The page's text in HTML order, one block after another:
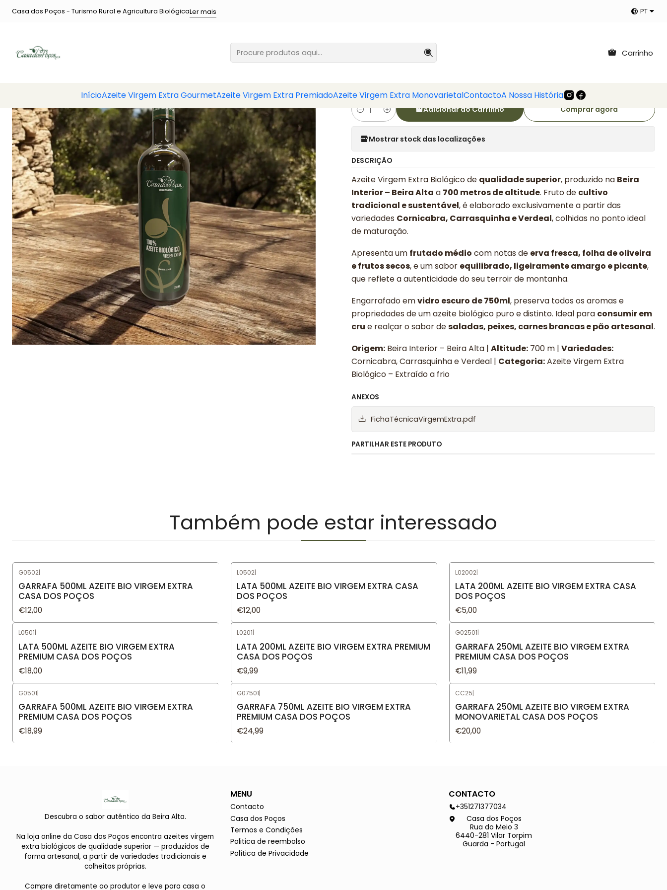
Carrinho
InícioAzeite Virgem Extra GourmetAzeite Virgem Extra PremiadoAzeite Virgem Extra MonovarietalContactoA Nossa História
Casa dos Poços - Turismo Rural e Agricultura BiológicaLer mais Mais que azeite, uma herança em cada gota. Ler mais
PT
Início Azeite Virgem Extra Gourmet
|Garrafa 750ml Azeite Bio
Quantidade
Adicionar ao Carrinho Comprar agora
Mostrar stock das localizações
DESCRIÇÃO
Azeite Virgem Extra Biológico de qualidade superior, produzido na Beira
Interior – Beira Alta a 700 metros de altitude. Fruto de cultivo
tradicional e sustentável, é elaborado exclusivamente a partir das
variedades Cornicabra, Carrasquinha e Verdeal, colhidas no ponto ideal
de maturação.
Apresenta um frutado médio com notas de erva fresca, folha de oliveira
e frutos secos, e um sabor equilibrado, ligeiramente amargo e picante,
que reflete a autenticidade do seu terroir de montanha.
Engarrafado emvidro escuro de 750ml, preserva todos os aromas e
propriedades de um azeite biológico puro e distinto. Ideal para consumir em
cru e realçar o sabor desaladas, peixes, carnes brancas e pão artesanal.
Origem: Beira Interior – Beira Alta | Altitude: 700 m | Variedades:
Cornicabra, Carrasquinha e Verdeal | Categoria:Azeite Virgem Extra
Biológico – Extraído a frio
ANEXOS
FichaTécnicaVirgemExtra.pdf
PARTILHAR ESTE PRODUTO
Também pode estar interessado
G0502|
GARRAFA 500ML AZEITE BIO VIRGEM EXTRA
CASA DOS POÇOS
€12,00
L0502|
LATA 500ML AZEITE BIO VIRGEM EXTRA CASA
DOS POÇOS
€12,00
L02002|
LATA 200ML AZEITE BIO VIRGEM EXTRA CASA
DOS POÇOS
€5,00
L0501|
LATA 500ML AZEITE BIO VIRGEM EXTRA
PREMIUM CASA DOS POÇOS
€18,00
L0201|
LATA 200ML AZEITE BIO VIRGEM EXTRA PREMIUM
CASA DOS POÇOS
€9,99
G02501|
GARRAFA 250ML AZEITE BIO VIRGEM EXTRA
PREMIUM CASA DOS POÇOS
€11,99
G0501|
GARRAFA 500ML AZEITE BIO VIRGEM EXTRA
PREMIUM CASA DOS POÇOS
€18,99
G07501|
GARRAFA 750ML AZEITE BIO VIRGEM EXTRA
PREMIUM CASA DOS POÇOS
€24,99
CC25|
GARRAFA 250ML AZEITE BIO VIRGEM EXTRA
MONOVARIETAL CASA DOS POÇOS
€20,00
Descubra o sabor autêntico da Beira Alta.
Na loja online da Casa dos Poços encontra azeites virgem
extra biológicos de qualidade superior — produzidos de
forma artesanal, a partir de variedades tradicionais e
colheitas próprias.
Compre diretamente ao produtor e leve para casa o
MENU
Contacto
Casa dos Poços
Termos e Condições
Politica de reembolso
Política de Privacidade
CONTACTO
+351271377034
Casa dos Poços
Rua do Meio 3
6440-281 Vilar Torpim
Guarda - Portugal